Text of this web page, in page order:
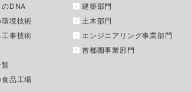
のDNA
境技術
事技術
覧
品工場
建築部門
土木部門
エンジニアリング事業部門
首都圏事業部門